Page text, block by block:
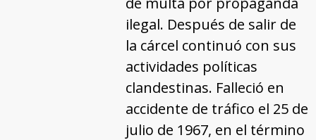
ilegal. Después de salir de
la cárcel continuó con sus
actividades políticas
clandestinas. Falleció en
accidente de tráfico el 25 de
julio de 1967, en el término